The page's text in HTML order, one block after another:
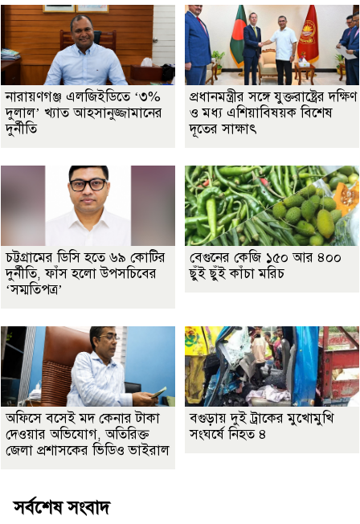
নারায়ণগঞ্জ এলজিইডিতে ‘৩%
দুলাল’ খ্যাত আহসানুজ্জামানের
দুর্নীতি
প্রধানমন্ত্রীর সঙ্গে যুক্তরাষ্ট্রের দক্ষিণ
ও মধ্য এশিয়াবিষয়ক বিশেষ
দূতের সাক্ষাৎ
চট্টগ্রামের ডিসি হতে ৬৯ কোটির
দুর্নীতি, ফাঁস হলো উপসচিবের
‘সম্মতিপত্র’
বেগুনের কেজি ১৫০ আর ৪০০
ছুঁই ছুঁই কাঁচা মরিচ
অফিসে বসেই মদ কেনার টাকা
দেওয়ার অভিযোগ, অতিরিক্ত
জেলা প্রশাসকের ভিডিও ভাইরাল
বগুড়ায় দুই ট্রাকের মুখোমুখি
সংঘর্ষে নিহত ৪
সর্বশেষ সংবাদ